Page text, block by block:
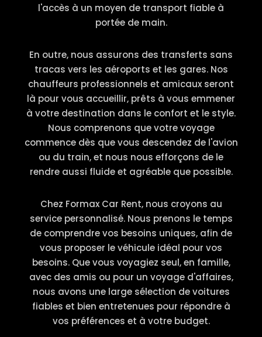
l'accès à un moyen de transport fiable à
portée de main.
En outre, nous assurons des transferts sans
tracas vers les aéroports et les gares. Nos
chauffeurs professionnels et amicaux seront
là pour vous accueillir, prêts à vous emmener
à votre destination dans le confort et le style.
Nous comprenons que votre voyage
commence dès que vous descendez de l'avion
ou du train, et nous nous efforçons de le
rendre aussi fluide et agréable que possible.
Chez Formax Car Rent, nous croyons au
service personnalisé. Nous prenons le temps
de comprendre vos besoins uniques, afin de
vous proposer le véhicule idéal pour vos
besoins. Que vous voyagiez seul, en famille,
avec des amis ou pour un voyage d'affaires,
nous avons une large sélection de voitures
fiables et bien entretenues pour répondre à
vos préférences et à votre budget.